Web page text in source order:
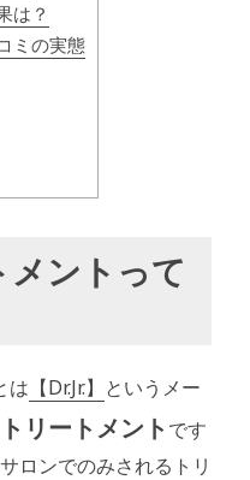
は？
ミの実態
メントって
は 【Dr.Jr.】 というメー
リートメント です
ロンでのみされるトリ